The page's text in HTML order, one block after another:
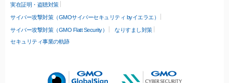
実在証明・盗聴対策
サイバー攻撃対策（GMOサイバーセキュリティ byイエラエ）
サイバー攻撃対策（GMO Flatt Security）
なりすまし対策
セキュリティ事業の軌跡